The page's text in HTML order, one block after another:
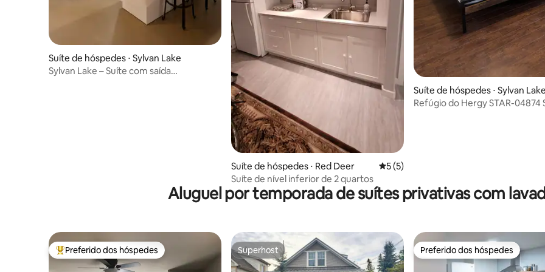
Suíte de hóspedes ⋅ Sylvan Lake
Sylvan Lake – Suíte com saída
Suíte de hóspedes ⋅ Red Deer 5 de uma avaliação média de 5, 5
5 (5)
Suíte de nível inferior de 2 quartos
Suíte de hóspedes ⋅ Sylvan Lake
Refúgio do Hergy STAR-04874
Aluguel por temporada de suítes privativas com
Entre os melhores preferidos dos hóspedes
Preferido dos hóspedes Superhost
Superhost Preferido dos hóspedes
Preferido dos hóspedes